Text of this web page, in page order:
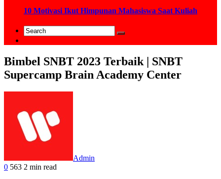
10 Motivasi Ikut Himpunan Mahasiswa Saat Kuliah
Bimbel SNBT 2023 Terbaik | SNBT
Supercamp Brain Academy Center
Admin
0 563 2 min read